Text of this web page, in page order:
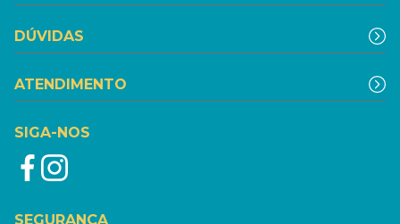
DÚVIDAS
ATENDIMENTO
SIGA-NOS
SEGURANÇA